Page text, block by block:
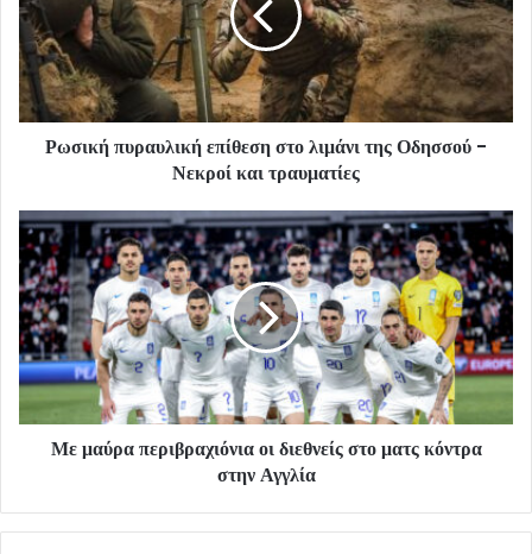
Ρωσική πυραυλική επίθεση στο λιμάνι της Οδησσού -
Νεκροί και τραυματίες
Με μαύρα περιβραχιόνια οι διεθνείς στο ματς κόντρα
στην Αγγλία